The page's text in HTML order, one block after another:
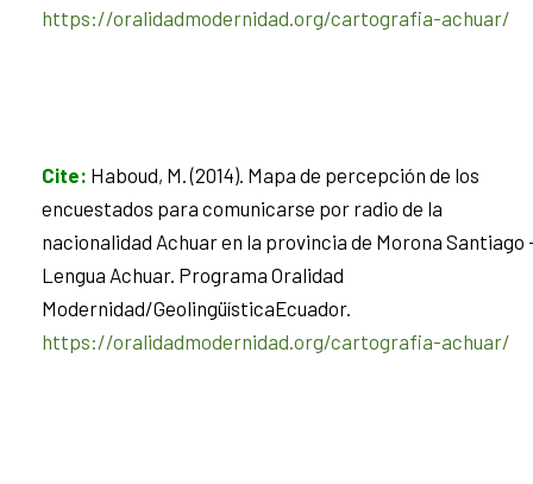
https://oralidadmodernidad.org/cartografia-achuar/
Cite: Haboud, M. (2014). Mapa de percepción de los
encuestados para comunicarse por radio de la
nacionalidad Achuar en la provincia de Morona Santiago
Lengua Achuar. Programa Oralidad
Modernidad/GeolingüísticaEcuador.
https://oralidadmodernidad.org/cartografia-achuar/